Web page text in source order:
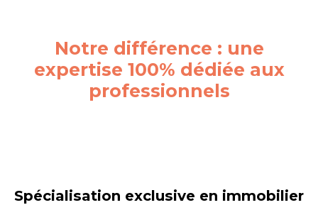
Notre différence : une
expertise 100% dédiée aux
professionnels
Spécialisation exclusive en immobilier